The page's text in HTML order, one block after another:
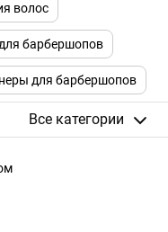
волос
барбершопов
для барбершопов
барбершопов
Все категории